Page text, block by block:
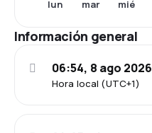
lun mar mié
Información general
Hora local (UTC+1)
06:54, 8 ago 2026